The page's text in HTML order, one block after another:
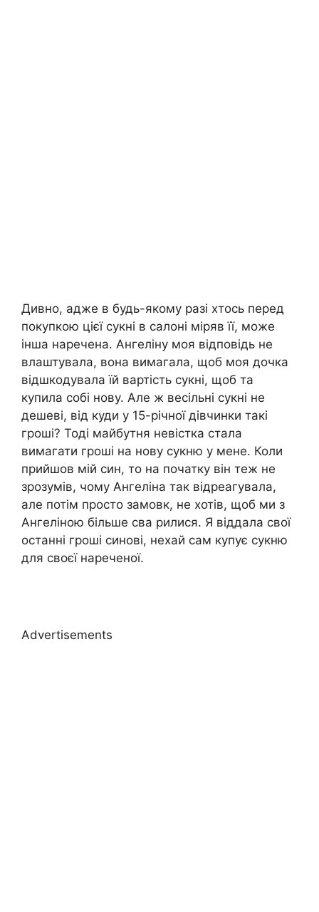
Дивно, адже в будь-якому разі хтось перед
покупкою цієї сукні в салоні міряв її, може
інша наречена. Ангеліну моя відповідь не
влаштувала, вона вимагала, щоб моя дочка
відшкодувала їй вартість сукні, щоб та
купила собі нову. Але ж весільні сукні не
дешеві, від куди у 15-річної дівчинки такі
гроші? Тоді майбутня невістка стала
вимагати гроші на нову сукню у мене. Коли
прийшов мій син, то на початку він теж не
зрозумів, чому Ангеліна так відреагувала,
але потім просто замовк, не хотів, щоб ми з
Ангеліною більше сва рилися. Я віддала свої
останні гроші синові, нехай сам купує сукню
для своєї нареченої.
Advertisements